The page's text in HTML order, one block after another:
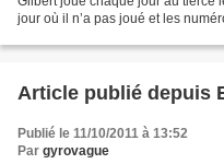
jour où il n’a pas joué et les
Publié le 11/10/2011 à 13:52
Par gyrovague